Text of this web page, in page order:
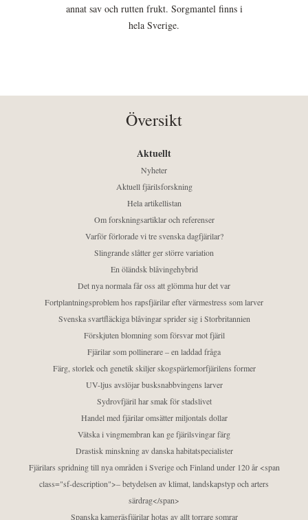
annat sav och rutten frukt. Sorgmantel finns i
hela Sverige.
Översikt
Aktuellt
Nyheter
Aktuell fjärilsforskning
Hela artikellistan
Om forskningsartiklar och referenser
Varför förlorade vi tre svenska dagfjärilar?
Slingrande slåtter ger större variation
En öländsk blåvingehybrid
Det nya normala får oss att glömma hur det var
Fortplantningsproblem hos rapsfjärilar efter värmestress som larver
Svenska svartfläckiga blåvingar sprider sig i Storbritannien
Förskjuten blomning som försvar mot fjäril
Fjärilar som pollinerare – en laddad fråga
Färg, storlek och genetik skiljer skogspärlemorfjärilens former
UV-ljus avslöjar busksnabbvingens larver
Sydrovfjäril har smak för stadslivet
Handel med fjärilar omsätter miljontals dollar
Vätska i vingmembran kan ge fjärilsvingar färg
Drastisk minskning av danska habitatspecialister
Fjärilars spridning till nya områden i Sverige och Finland under 120 år <span
class="sf-description">– betydelsen av klimat, landskapstyp och arters
särdrag</span>
Spanska kamgräsfjärilar hotas av allt torrare somrar